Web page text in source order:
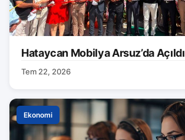
Hataycan Mobilya Arsuz’da Açıldı
Tem 22, 2026
Ekonomi